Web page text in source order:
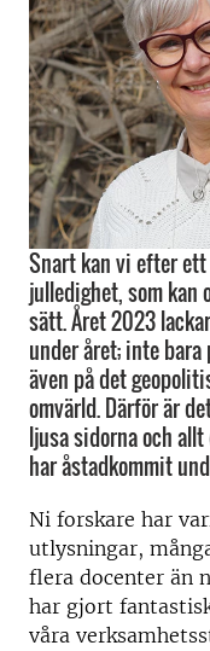
Snart kan vi efter
julledighet, som kan
sätt. Året 2023
under året; inte bara
även på det
omvärld. Därför är
ljusa sidorna och
har åstadkommit
Ni forskare har
utlysningar,
flera docenter än
har gjort
våra